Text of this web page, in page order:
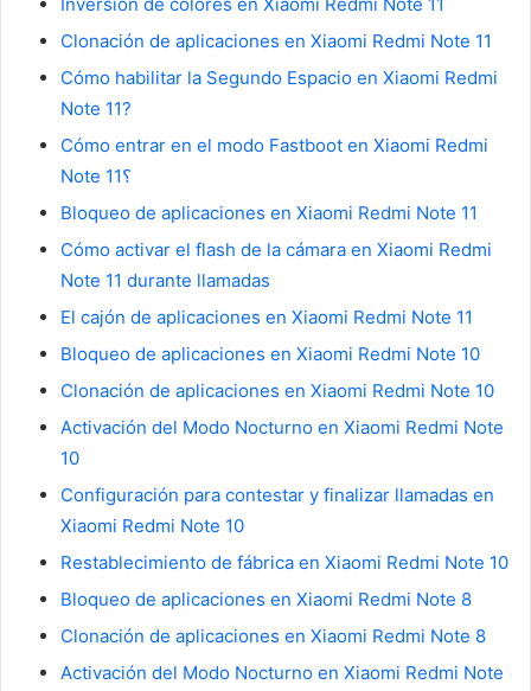
Clonación de aplicaciones en Xiaomi Redmi Note 11
Cómo habilitar la Segundo Espacio en Xiaomi Redmi
Note 11?
Cómo entrar en el modo Fastboot en Xiaomi Redmi
Note 11؟
Bloqueo de aplicaciones en Xiaomi Redmi Note 11
Cómo activar el flash de la cámara en Xiaomi Redmi
Note 11 durante llamadas
El cajón de aplicaciones en Xiaomi Redmi Note 11
Bloqueo de aplicaciones en Xiaomi Redmi Note 10
Clonación de aplicaciones en Xiaomi Redmi Note 10
Activación del Modo Nocturno en Xiaomi Redmi Note
10
Configuración para contestar y finalizar llamadas en
Xiaomi Redmi Note 10
Restablecimiento de fábrica en Xiaomi Redmi Note 10
Bloqueo de aplicaciones en Xiaomi Redmi Note 8
Clonación de aplicaciones en Xiaomi Redmi Note 8
Activación del Modo Nocturno en Xiaomi Redmi Note